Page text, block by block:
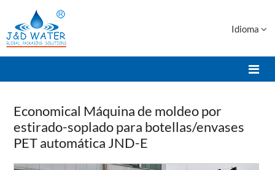
Idioma
Economical Máquina de moldeo por
estirado-soplado para botellas/envases
PET automática JND-E